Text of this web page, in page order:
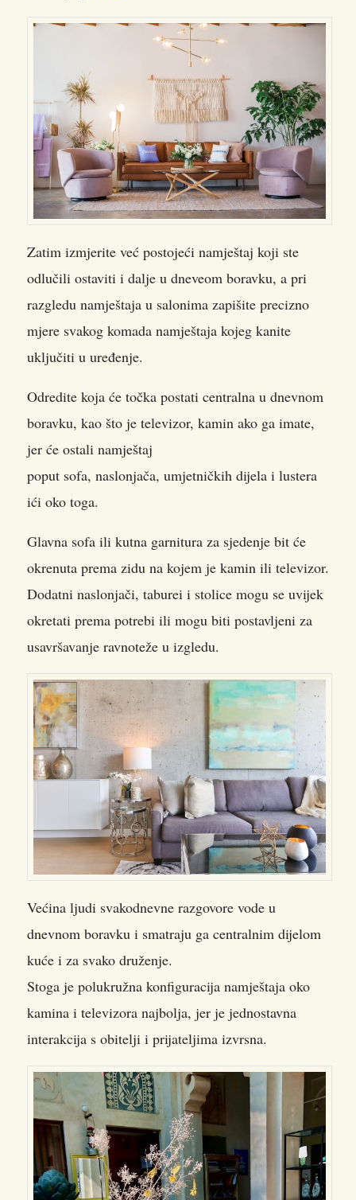
Zatim izmjerite već postojeći namještaj koji ste
odlučili ostaviti i dalje u dneveom boravku, a pri
razgledu namještaja u salonima zapišite precizno
mjere svakog komada namještaja kojeg kanite
uključiti u uređenje.
Odredite koja će točka postati centralna u dnevnom
boravku, kao što je televizor, kamin ako ga imate,
jer će ostali namještaj
poput sofa, naslonjača, umjetničkih dijela i lustera
ići oko toga.
Glavna sofa ili kutna garnitura za sjedenje bit će
okrenuta prema zidu na kojem je kamin ili televizor.
Dodatni naslonjači, taburei i stolice mogu se uvijek
okretati prema potrebi ili mogu biti postavljeni za
usavršavanje ravnoteže u izgledu.
Većina ljudi svakodnevne razgovore vode u
dnevnom boravku i smatraju ga centralnim dijelom
kuće i za svako druženje.
Stoga je polukružna konfiguracija namještaja oko
kamina i televizora najbolja, jer je jednostavna
interakcija s obitelji i prijateljima izvrsna.